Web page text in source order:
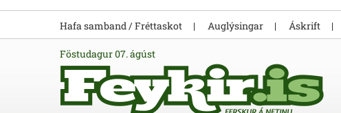
föstudagur 07. ágúst
Hafa samband / Fréttaskot Auglýsingar Áskrift